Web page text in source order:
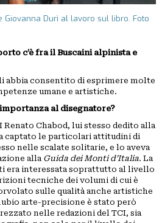
Giovanna Durì al lavoro sul libro. Foto
c’è fra il Buscaini alpinista e
abbia consentito di esprimere molte
umane e artistiche.
al disegnatore?
Renato Chabod, lui stesso dedito alla
captato le particolari attitudini di
nelle scalate solitarie, e lo aveva
alla Guida dei Monti d’Italia. La
era interessata soprattutto al livello
tecniche dei volumi di cui è
sulle qualità anche artistiche
arte-precisione è stato però
nelle redazioni del TCI, sia